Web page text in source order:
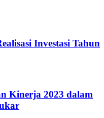
Investasi Tahun
Kinerja 2023 dalam